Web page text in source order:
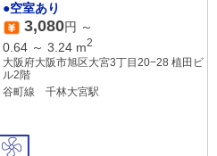
●空室あり
3,080円 ～
0.64 ～ 3.24 m2
大阪府大阪市旭区大宮3丁目20−28 植田ビ
ル2階
谷町線 千林大宮駅